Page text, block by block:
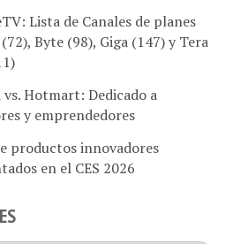
Lista de Canales de planes
Byte (98), Giga (147) y Tera
vs. Hotmart: Dedicado a
y emprendedores
productos innovadores
en el CES 2026